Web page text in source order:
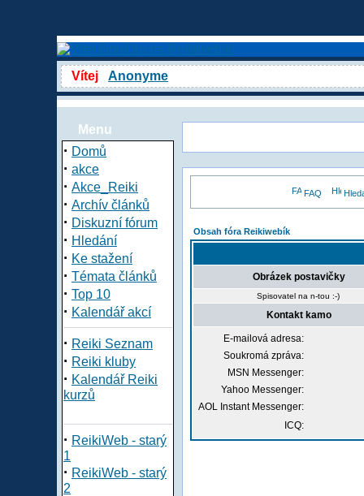
Vítej Anonyme
Menu
· Domů
· akce
· Akce_Reiki
· Archív článků
· Diskuzní fórum
· Hledání
· Ke stažení
· Témata článků
· Top 10
· Kalendář akcí
· Reiki Seznam
· Reiki kluby
· Kalendář Reiki
kurzů
· ReikiWeb - starý
1
· ReikiWeb - starý
2
FAQ
Obsah fóra Reikiwebík
Obrázek postavičky
Spisovatel na n-tou :-)
Kontakt kamo
E-mailová adresa:
Soukromá zpráva:
MSN Messenger:
Yahoo Messenger:
AOL Instant Messenger:
ICQ: